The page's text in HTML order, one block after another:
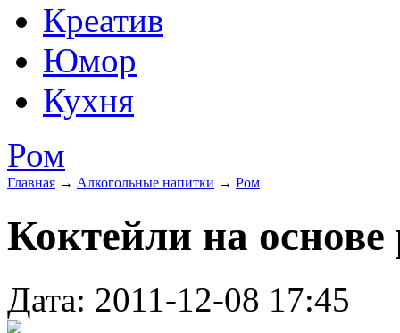
Креатив
Юмор
Кухня
Ром
Главная → Алкогольные напитки → Ром
Коктейли на основе
Дата: 2011-12-08 17:45